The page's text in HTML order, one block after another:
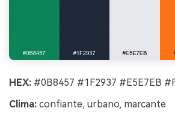
HEX: #0B8457 #1F2937 #E5E7EB
Clima: confiante, urbano, marcante